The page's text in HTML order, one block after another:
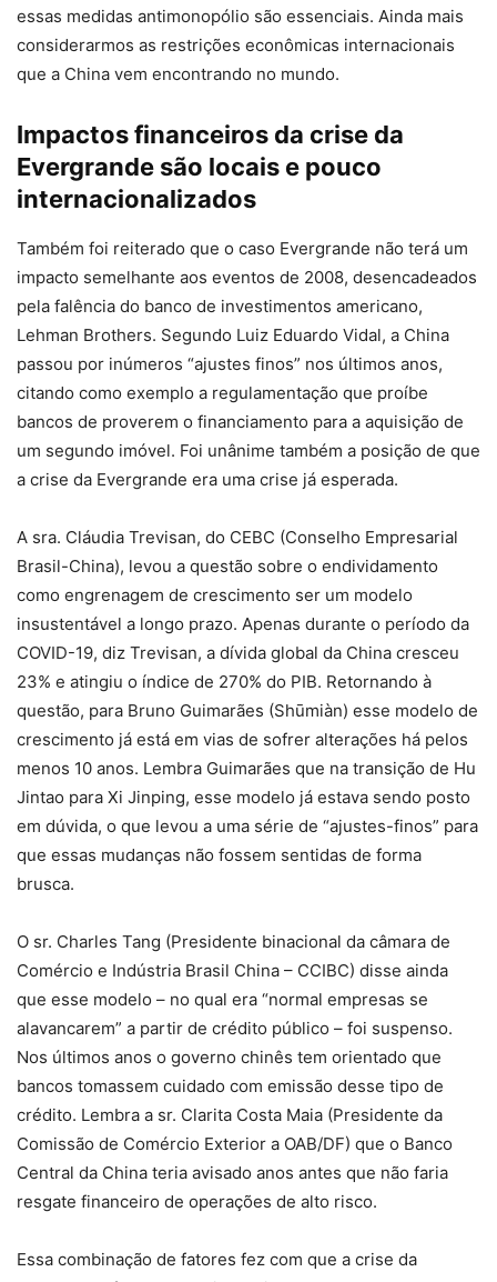
essas medidas antimonopólio são essenciais. Ainda mais
considerarmos as restrições econômicas internacionais
que a China vem encontrando no mundo.
Impactos financeiros da crise da
Evergrande são locais e pouco
internacionalizados
Também foi reiterado que o caso Evergrande não terá um
impacto semelhante aos eventos de 2008, desencadeados
pela falência do banco de investimentos americano,
Lehman Brothers. Segundo Luiz Eduardo Vidal, a China
passou por inúmeros “ajustes finos” nos últimos anos,
citando como exemplo a regulamentação que proíbe
bancos de proverem o financiamento para a aquisição de
um segundo imóvel. Foi unânime também a posição de que
a crise da Evergrande era uma crise já esperada.
A sra. Cláudia Trevisan, do CEBC (Conselho Empresarial
Brasil-China), levou a questão sobre o endividamento
como engrenagem de crescimento ser um modelo
insustentável a longo prazo. Apenas durante o período da
COVID-19, diz Trevisan, a dívida global da China cresceu
23% e atingiu o índice de 270% do PIB. Retornando à
questão, para Bruno Guimarães (Shūmiàn) esse modelo de
crescimento já está em vias de sofrer alterações há pelos
menos 10 anos. Lembra Guimarães que na transição de Hu
Jintao para Xi Jinping, esse modelo já estava sendo posto
em dúvida, o que levou a uma série de “ajustes-finos” para
que essas mudanças não fossem sentidas de forma
brusca.
O sr. Charles Tang (Presidente binacional da câmara de
Comércio e Indústria Brasil China – CCIBC) disse ainda
que esse modelo – no qual era “normal empresas se
alavancarem” a partir de crédito público – foi suspenso.
Nos últimos anos o governo chinês tem orientado que
bancos tomassem cuidado com emissão desse tipo de
crédito. Lembra a sr. Clarita Costa Maia (Presidente da
Comissão de Comércio Exterior a OAB/DF) que o Banco
Central da China teria avisado anos antes que não faria
resgate financeiro de operações de alto risco.
Essa combinação de fatores fez com que a crise da